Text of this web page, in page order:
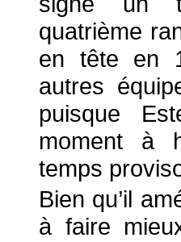
quatrième
en tête en
autres
puisque
moment à
temps
Bien qu’il
à faire